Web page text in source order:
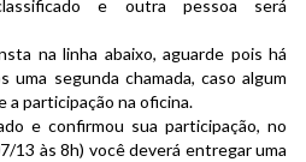
e outra pessoa será
na linha abaixo, aguarde pois há
uma segunda chamada, caso algum
a participação na oficina.
e confirmou sua participação, no
13 às 8h) você deverá entregar uma